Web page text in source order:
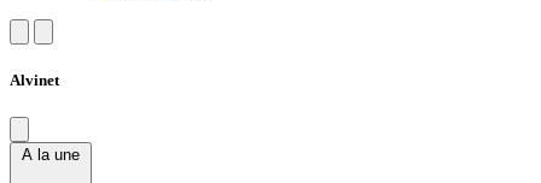
Alvinet
A la une